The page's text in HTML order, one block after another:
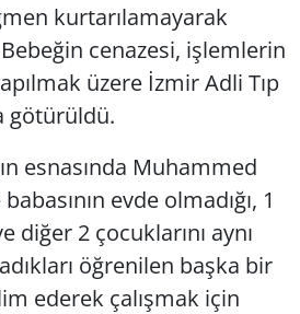
kurtarılamayarak
cenazesi, işlemlerin
üzere İzmir Adli Tıp
götürüldü.
esnasında Muhammed
evde olmadığı, 1
diğer 2 çocuklarını aynı
öğrenilen başka bir
ederek çalışmak için